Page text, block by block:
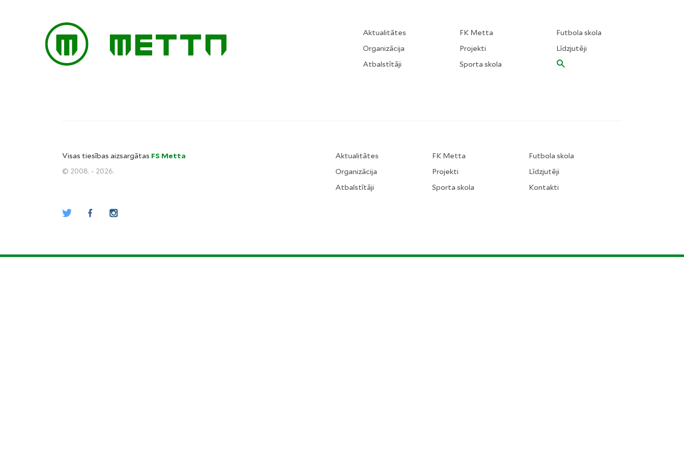
Aktualitātes
Organizācija
Atbalstītāji
FK Metta
Projekti
Sporta skola
Futbola skola
Līdzjutēji
Visas tiesības aizsargātas FS Metta
© 2008. - 2026.
Aktualitātes
Organizācija
Atbalstītāji
FK Metta
Projekti
Sporta skola
Futbola skola
Līdzjutēji
Kontakti